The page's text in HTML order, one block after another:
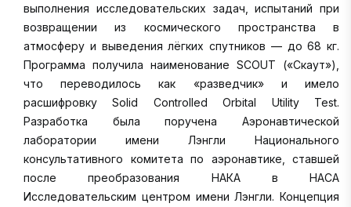
выполнения исследовательских задач, испытаний при
возвращении из космического пространства в
атмосферу и выведения лёгких спутников — до 68 кг.
Программа получила наименование SCOUT («Скаут»),
что переводилось как «разведчик» и имело
расшифровку Solid Controlled Orbital Utility Test.
Разработка была поручена Аэронавтической
лаборатории имени Лэнгли Национального
консультативного комитета по аэронавтике, ставшей
после преобразования НАКА в НАСА
Исследовательским центром имени Лэнгли. Концепция